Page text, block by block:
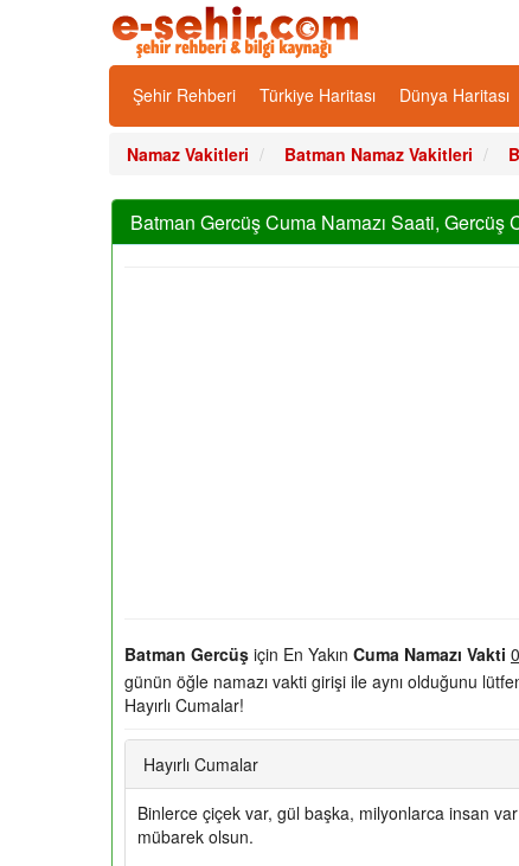
Şehir Rehberi Türkiye Haritası Dünya Haritası
Namaz Vakitleri Batman Namaz Vakitleri
Batman Gercüş Cuma Namazı Saati, Gercüş
Batman Gercüş için En Yakın Cuma Namazı Vakti
günün öğle namazı vakti girişi ile aynı olduğunu
Hayırlı Cumalar!
Hayırlı Cumalar
Binlerce çiçek var, gül başka, milyonlarca insan
mübarek olsun.